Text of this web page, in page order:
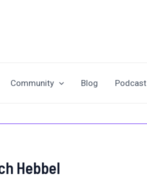
Community Blog Podcast
Hebbel